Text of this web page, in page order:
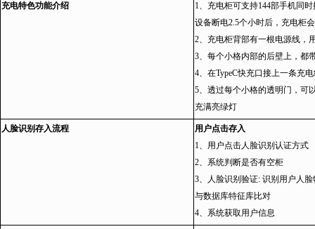
充电特色功能介绍
1、充电柜可支持144部手机同
设备断电2.5个小时后，充电柜
2、充电柜背部有一根电源线，
3、每个小格内部的后壁上，都
4、在TypeC快充口接上一条充
5、透过每个小格的透明门，可
充满亮绿灯
人脸识别存入流程
用户点击存入
1、用户点击人脸识别认证方式
2、系统判断是否有空柜
3、人脸识别验证: 识别用户人脸
与数据库特征库比对
4、系统获取用户信息